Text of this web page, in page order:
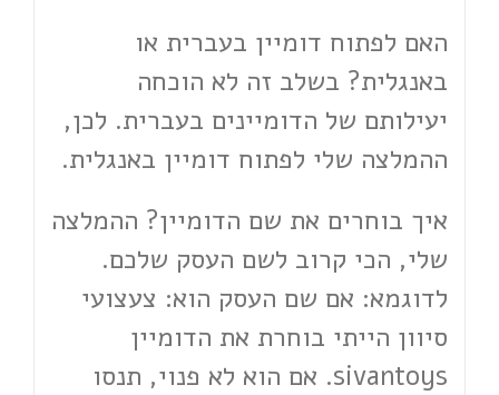
האם לפתוח דומיין בעברית או
באנגלית? בשלב זה לא הוכחה
יעילותם של הדומיינים בעברית. לכן,
ההמלצה שלי לפתוח דומיין באנגלית.
איך בוחרים את שם הדומיין? ההמלצה
שלי, הכי קרוב לשם העסק שלכם.
לדוגמא: אם שם העסק הוא: צעצועי
סיוון הייתי בוחרת את הדומיין
sivantoys. אם הוא לא פנוי, תנסו